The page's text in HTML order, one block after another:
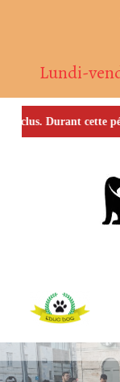
Lundi-
Durant cette